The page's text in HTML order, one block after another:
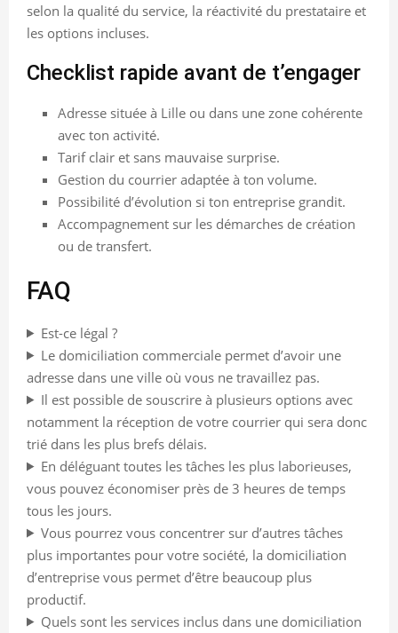
selon la qualité du service, la réactivité du prestataire et
les options incluses.
Checklist rapide avant de t’engager
Adresse située à Lille ou dans une zone cohérente
avec ton activité.
Tarif clair et sans mauvaise surprise.
Gestion du courrier adaptée à ton volume.
Possibilité d’évolution si ton entreprise grandit.
Accompagnement sur les démarches de création
ou de transfert.
FAQ
Est-ce légal ?
Le domiciliation commerciale permet d’avoir une
adresse dans une ville où vous ne travaillez pas.
Il est possible de souscrire à plusieurs options avec
notamment la réception de votre courrier qui sera donc
trié dans les plus brefs délais.
En déléguant toutes les tâches les plus laborieuses,
vous pouvez économiser près de 3 heures de temps
tous les jours.
Vous pourrez vous concentrer sur d’autres tâches
plus importantes pour votre société, la domiciliation
d’entreprise vous permet d’être beaucoup plus
productif.
Quels sont les services inclus dans une domiciliation